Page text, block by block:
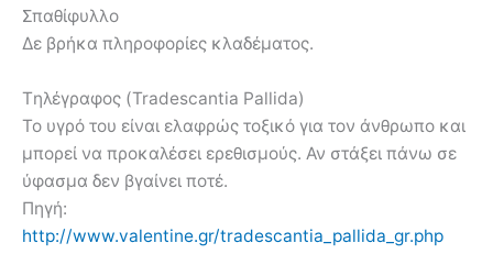
Σπαθίφυλλο
Δε βρήκα πληροφορίες κλαδέματος.
Tηλέγραφος (Tradescantia Pallida)
Το υγρό του είναι ελαφρώς τοξικό για τον άνθρωπο και
μπορεί να προκαλέσει ερεθισμούς. Αν στάξει πάνω σε
ύφασμα δεν βγαίνει ποτέ.
Πηγή:
http://www.valentine.gr/tradescantia_pallida_gr.php